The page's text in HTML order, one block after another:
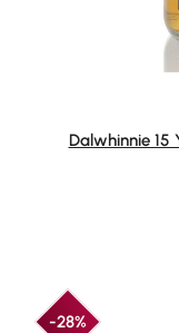
Durchschnittliche
Dalwhinnie 15
-28%